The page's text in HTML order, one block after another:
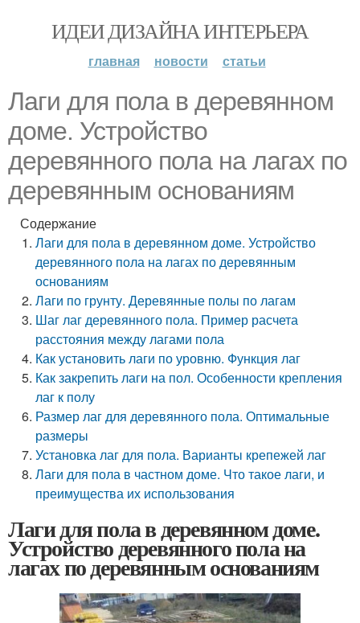
ИДЕИ ДИЗАЙНА ИНТЕРЬЕРА
главная новости статьи
Лаги для пола в деревянном
доме. Устройство
деревянного пола на лагах по
деревянным основаниям
Содержание
Лаги для пола в деревянном доме. Устройство
деревянного пола на лагах по деревянным
основаниям
Лаги по грунту. Деревянные полы по лагам
Шаг лаг деревянного пола. Пример расчета
расстояния между лагами пола
Как установить лаги по уровню. Функция лаг
Как закрепить лаги на пол. Особенности крепления
лаг к полу
Размер лаг для деревянного пола. Оптимальные
размеры
Установка лаг для пола. Варианты крепежей лаг
Лаги для пола в частном доме. Что такое лаги, и
преимущества их использования
Лаги для пола в деревянном доме.
Устройство деревянного пола на
лагах по деревянным основаниям